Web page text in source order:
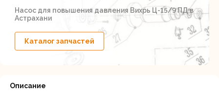
Насос для повышения давления Вихрь Ц-15/9 ПД в
Астрахани
Каталог запчастей
Описание